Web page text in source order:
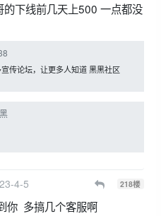
的下线前几天上500 一点都没
传论坛，让更多人知道 黑黑社区
4-5 218楼
你 多搞几个客服啊